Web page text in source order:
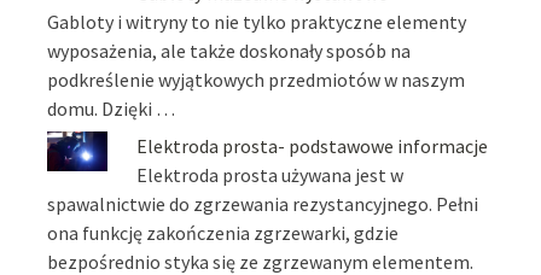
Gabloty i witryny to nie tylko praktyczne elementy
wyposażenia, ale także doskonały sposób na
podkreślenie wyjątkowych przedmiotów w naszym
domu. Dzięki …
Elektroda prosta- podstawowe informacje
Elektroda prosta używana jest w
spawalnictwie do zgrzewania rezystancyjnego. Pełni
ona funkcję zakończenia zgrzewarki, gdzie
bezpośrednio styka się ze zgrzewanym elementem.